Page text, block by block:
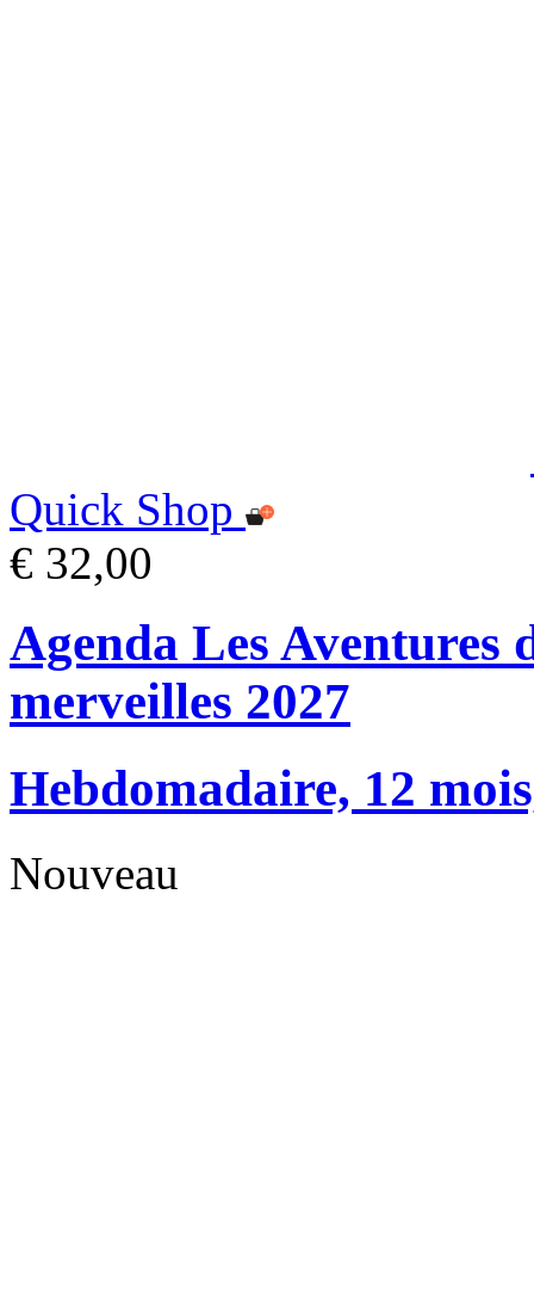
Quick Shop
€ 32,00
Agenda Les Aventures
merveilles 2027
Hebdomadaire, 12
Nouveau